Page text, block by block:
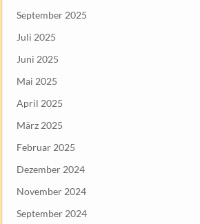
September 2025
Juli 2025
Juni 2025
Mai 2025
April 2025
März 2025
Februar 2025
Dezember 2024
November 2024
September 2024